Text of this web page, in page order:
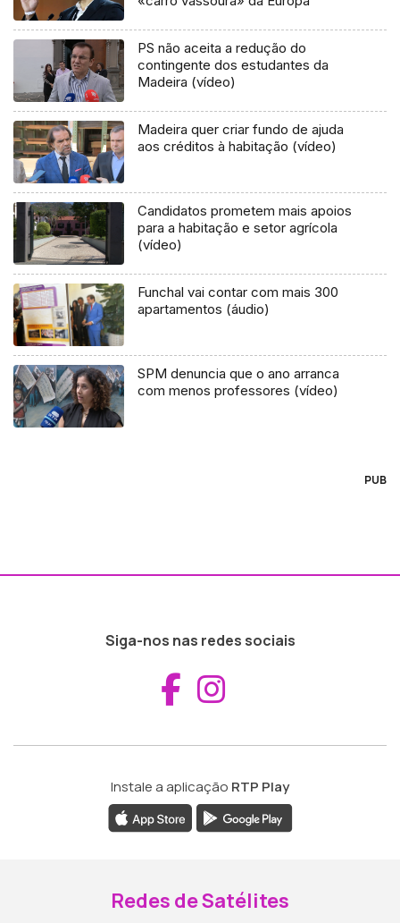
PS não aceita a redução do
contingente dos estudantes da
Madeira (vídeo)
Madeira quer criar fundo de ajuda
aos créditos à habitação (vídeo)
Candidatos prometem mais apoios
para a habitação e setor agrícola
(vídeo)
Funchal vai contar com mais 300
apartamentos (áudio)
SPM denuncia que o ano arranca
com menos professores (vídeo)
PUB
Siga-nos nas redes sociais
Aceder ao
Instale a aplicação RTP Play
Redes de Satélites